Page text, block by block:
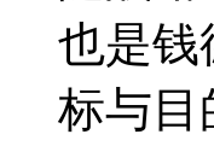
也是钱
标与目